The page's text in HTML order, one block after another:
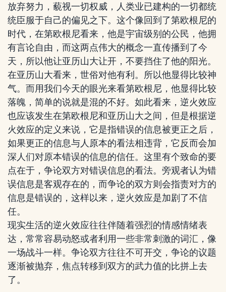
放弃努力，藐视一切权威，人类业已建构的一切都统
统臣服于自己的偏见之下。这个像回到了第欧根尼的
时代，在第欧根尼看来，他是宇宙级别的公民，他拥
有言论自由，而这两点伟大的概念一直传播到了今
天，所以他让亚历山大让开，不要挡住了他的阳光。
在亚历山大看来，世俗对他有利。所以他显得比较神
气。而用我们今天的眼光来看第欧根尼，他显得比较
落魄，简单的说就是混的不好。如此看来，逆火效应
也应该发生在第欧根尼和亚历山大之间，但是根据逆
火效应的定义来说，它是指错误的信息被更正之后，
如果更正的信息与人原本的看法相违背，它反而会加
深人们对原本错误的信息的信任。这里有个致命的要
点在于，争论双方对错误信息的看法。旁观者认为错
误信息是客观存在的，而争论的双方则会指责对方的
信息是错误的，这样以来，逆火效应是加剧了不信
任。
现实生活的逆火效应往往伴随着强烈的情感情绪表
达，常常容易动怒或者利用一些非常刺激的词汇，像
一场战斗一样。争论双方往往不可开交，争论的议题
逐渐被抛弃，焦点转移到双方的武力值的比拼上去
了。